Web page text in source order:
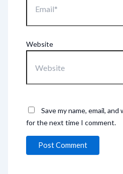
Website
Save my name, email,
for the next time I comment.